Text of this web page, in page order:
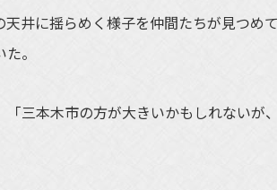
井に揺らめく様子を仲間たちが見つめ
。
三本木市の方が大きいかもしれないが